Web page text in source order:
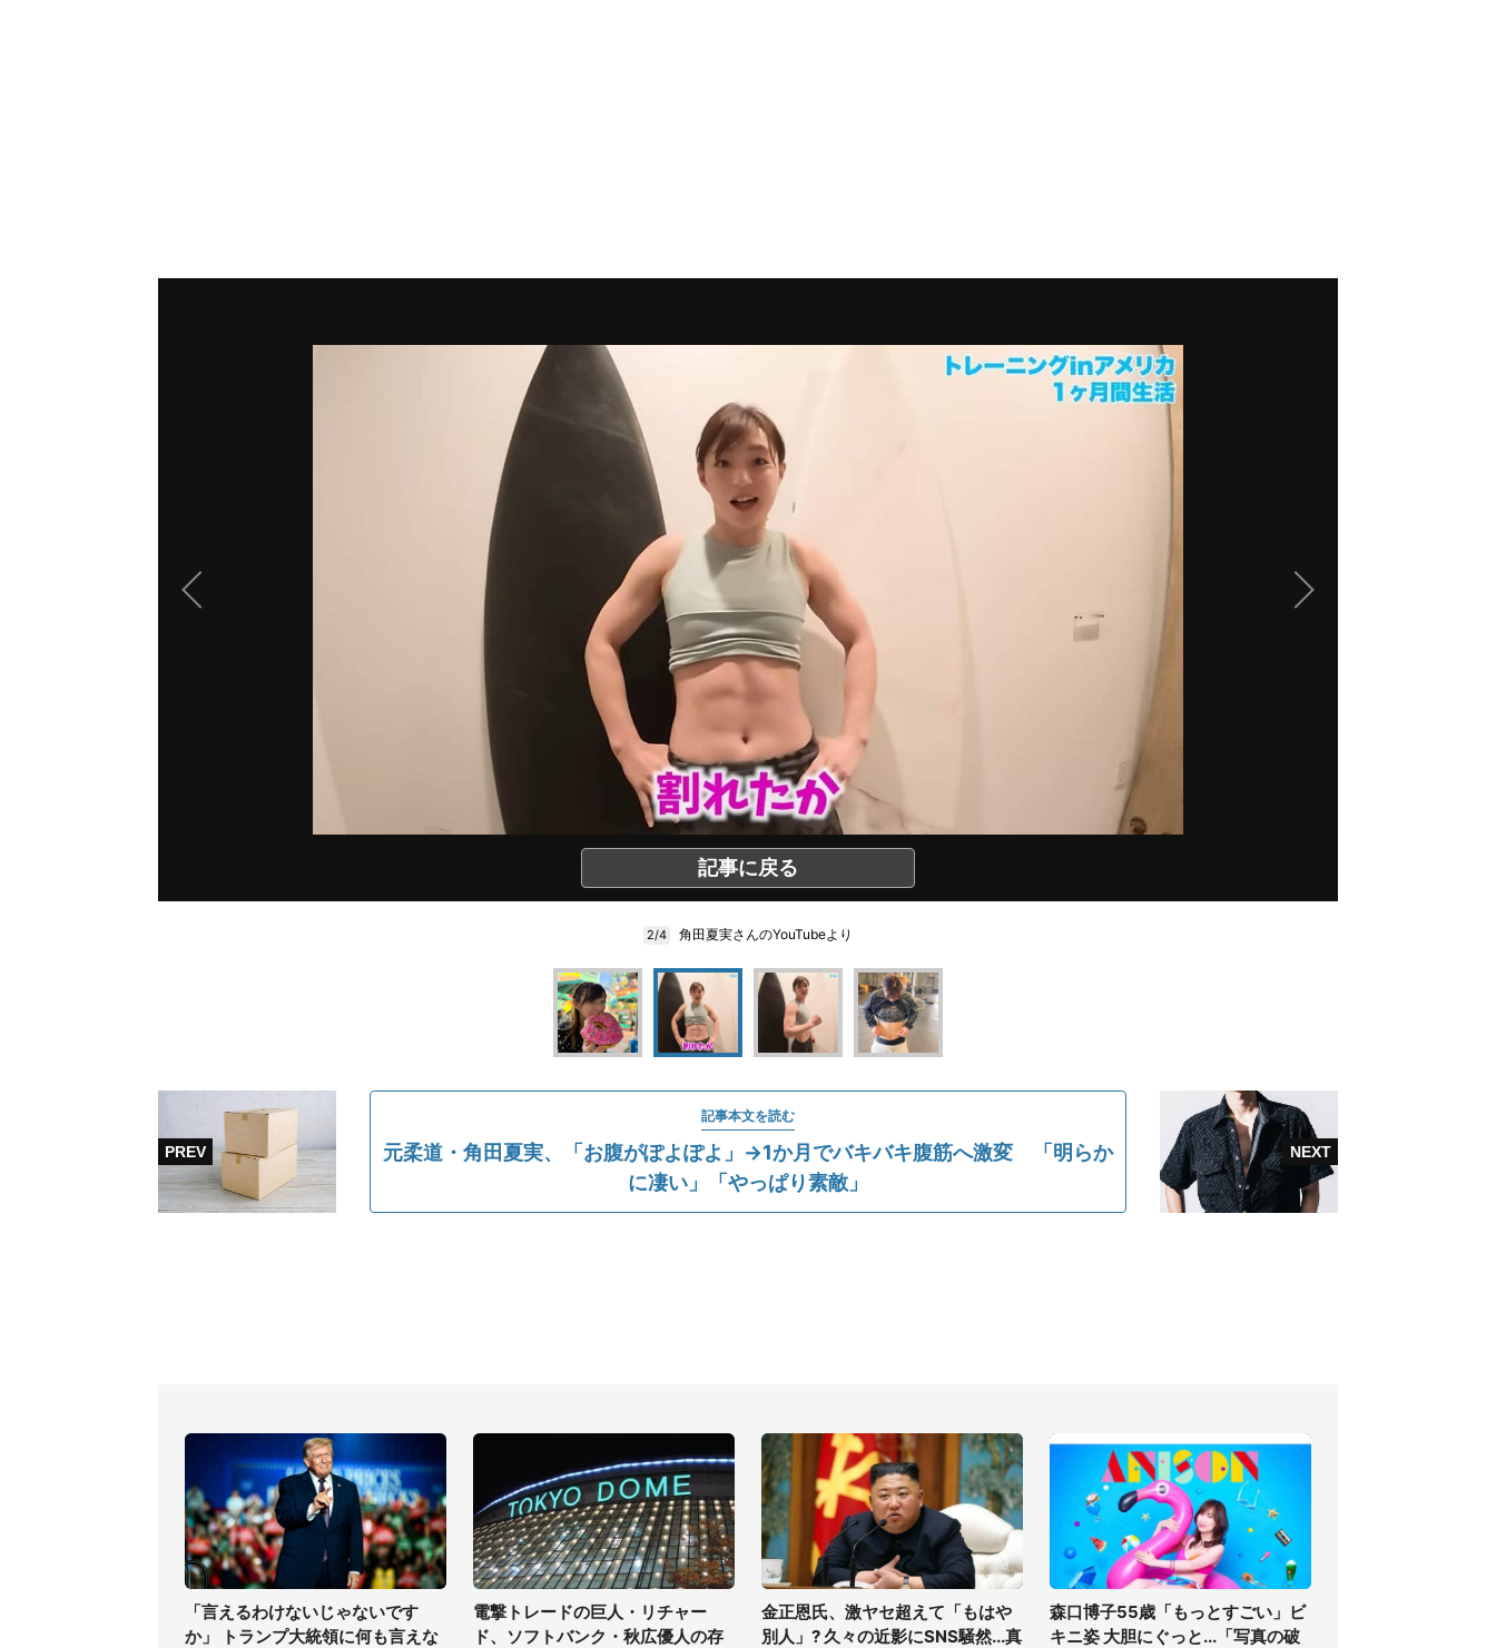
記事に戻る
2/4 角田夏実さんのYouTubeより
記事本文を読む
元柔道・角田夏実、「お腹がぽよぽよ」→1か月でバキバキ腹筋へ激変 「明らか
に凄い」「やっぱり素敵」
「言えるわけないじゃないです
か」 トランプ大統領に何も言えな
電撃トレードの巨人・リチャー
ド、ソフトバンク・秋広優人の存
金正恩氏、激ヤセ超えて「もはや
別人」? 久々の近影にSNS騒然...真
森口博子55歳「もっとすごい」ビ
キニ姿 大胆にぐっと...「写真の破